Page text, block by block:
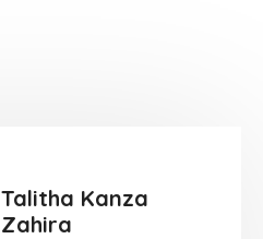
Talitha Kanza
Zahira